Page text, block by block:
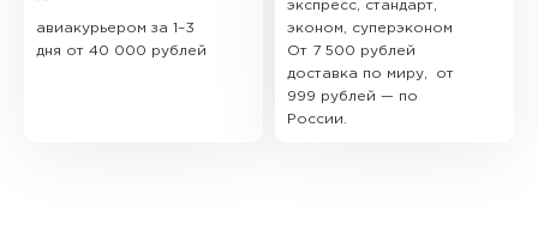
авиакурьером за 1–3
дня от 40 000 рублей
экспресс, стандарт,
эконом, суперэконом
От 7 500 рублей
доставка по миру, от
999 рублей — по
России.